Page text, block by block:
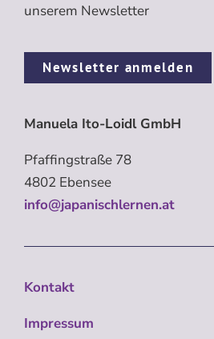
unserem Newsletter
Newsletter anmelden
Manuela Ito-Loidl GmbH
Pfaffingstraße 78
4802 Ebensee
info@japanischlernen.at
Kontakt
Impressum